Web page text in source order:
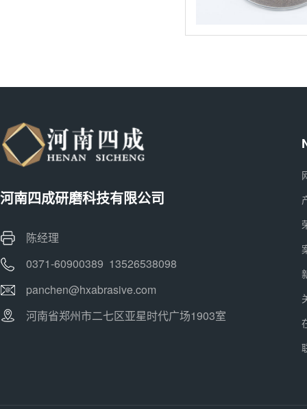
河南四成研磨科技有限公司
陈经理
0371-60900389 13526538098
panchen@hxabrasive.com
河南省郑州市二七区亚星时代广场1903室